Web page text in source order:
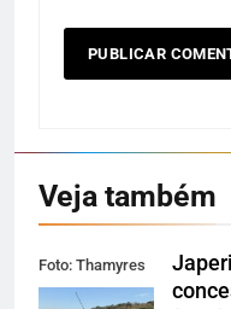
Veja também
Foto: Thamyres
Cardoso